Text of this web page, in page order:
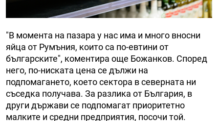
"В момента на пазара у нас има и много вносни
яйца от Румъния, които са по-евтини от
българските", коментира още Божанков. Според
него, по-ниската цена се дължи на
подпомагането, което сектора в северната ни
съседка получава. За разлика от България, в
други държави се подпомагат приоритетно
малките и средни предприятия, посочи той.